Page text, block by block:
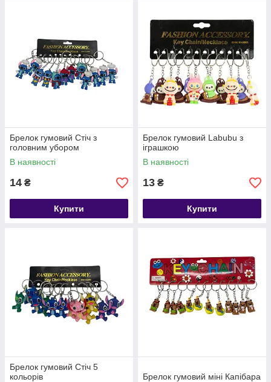
Брелок гумовий Стіч з
головним убором
В наявності
14 ₴
Купити
Брелок гумовий Labubu з
іграшкою
В наявності
13 ₴
Купити
Брелок гумовий Стіч 5
кольорів
Брелок гумовий міні Капібара